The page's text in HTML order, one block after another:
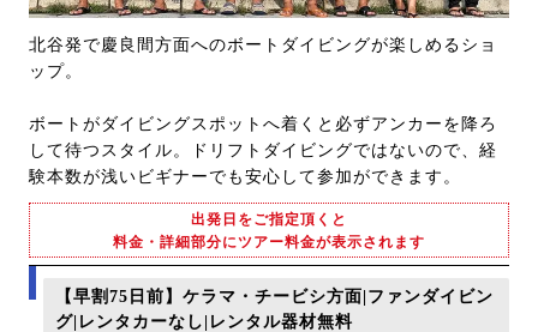
北谷発で慶良間方面へのボートダイビングが楽しめるショ
ップ。
ボートがダイビングスポットへ着くと必ずアンカーを降ろ
して待つスタイル。ドリフトダイビングではないので、経
験本数が浅いビギナーでも安心して参加ができます。
出発日をご指定頂くと
料金・詳細部分にツアー料金が表示されます
【早割75日前】ケラマ・チービシ方面|ファンダイビン
グ|レンタカーなし|レンタル器材無料